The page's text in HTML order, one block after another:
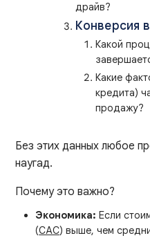
драйв?
Конверсия
Какой
Какие
кредита)
продажу?
Без этих данных любое
наугад.
Почему это важно?
Экономика: Если
(CAC) выше, чем